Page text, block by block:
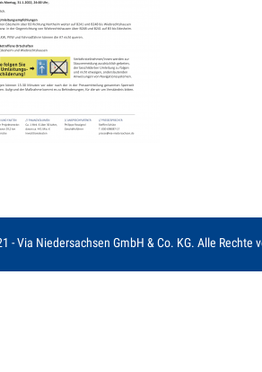
- Via Niedersachsen GmbH & Co. KG. Alle Rechte